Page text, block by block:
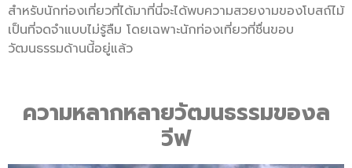
สำหรับนักท่องเที่ยวที่ได้มาที่นี่จะได้พบความสวยงามของโบสถ์ไม้
เป็นที่จดจำแบบไม่รู้ลืม โดยเฉพาะนักท่องเที่ยวที่ชื่นขอบ
วัฒนธรรมด้านนี้อยู่แล้ว
ความหลากหลายวัฒนธรรมของล
วีฟ